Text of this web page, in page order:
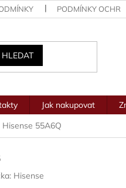
PODMÍNKY
HLEDAT
Jak nakupovat
Hisense 55A6Q
Hisense